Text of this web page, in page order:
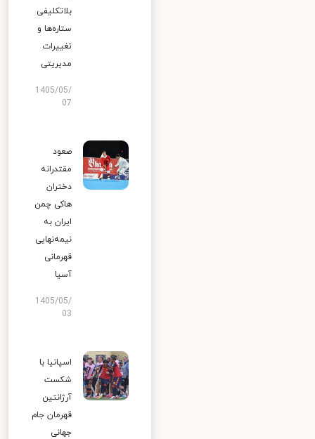
بلاتکلیفی
ستاره‌ها و
تغییرات
مدیریتی
1405/05/
07
صعود
مقتدرانه
دختران
هاکی چمن
ایران به
نیمه‌نهایی
قهرمانی
آسیا
1405/05/
03
اسپانیا با
شکست
آرژانتین
قهرمان جام
جهانی